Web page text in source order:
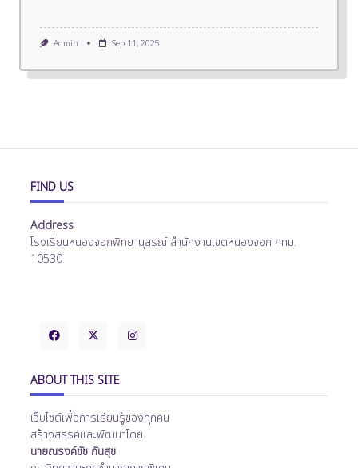
Admin Sep 11, 2025
FIND US
Address
โรงเรียนหนองจอกพิทยานุสรณ์ สำนักงานเขตหนองจอก กทม.
10530
ABOUT THIS SITE
เว็บไซต์เพื่อการเรียนรู้ของทุกคน
สร้างสรรค์และพัฒนาโดย
นายณรงค์ชัช กันสุข